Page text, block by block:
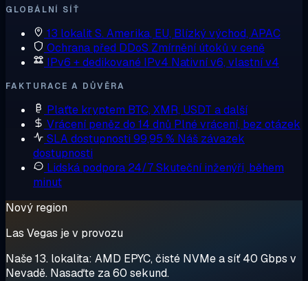
GLOBÁLNÍ SÍŤ
13 lokalitS. Amerika, EU, Blízký východ, APAC
Ochrana před DDoS Zmírnění útoků v ceně
IPv6 + dedikované IPv4 Nativní v6, vlastní v4
FAKTURACE A DŮVĚRA
Plaťte kryptem BTC, XMR, USDT a další
Vrácení peněz do 14 dnů Plné vrácení, bez otázek
SLA dostupnosti 99,95 % Náš závazek
dostupnosti
Lidská podpora 24/7Skuteční inženýři, během
minut
Nový region
Las Vegas je v provozu
Naše 13. lokalita: AMD EPYC, čisté NVMe a síť 40 Gbps v
Nevadě. Nasaďte za 60 sekund.